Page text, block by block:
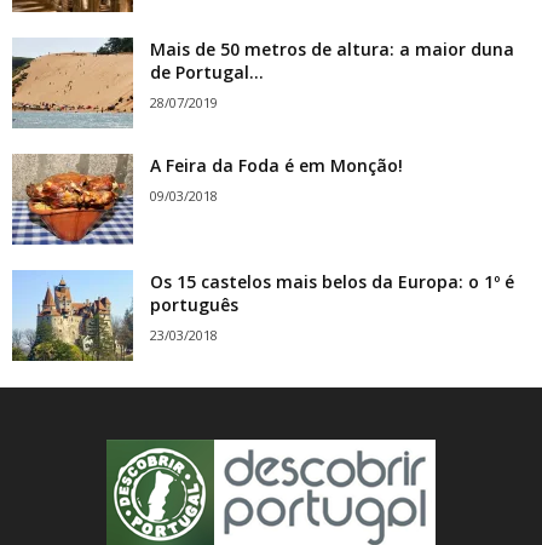
Mais de 50 metros de altura: a maior duna
de Portugal...
28/07/2019
A Feira da Foda é em Monção!
09/03/2018
Os 15 castelos mais belos da Europa: o 1º é
português
23/03/2018